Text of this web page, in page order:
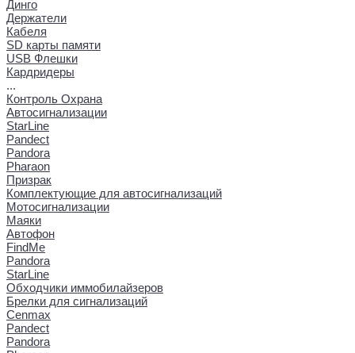
Динго
Держатели
Кабеля
SD карты памяти
USB Флешки
Кардридеры
...
Контроль Охрана
Автосигнализации
StarLine
Pandect
Pandora
Pharaon
Призрак
Комплектующие для автосигнализаций
Мотосигнализации
Маяки
Автофон
FindMe
Pandora
StarLine
Обходчики иммобилайзеров
Брелки для сигнализаций
Cenmax
Pandect
Pandora